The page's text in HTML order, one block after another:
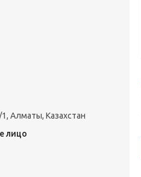
Алматы, Казахстан